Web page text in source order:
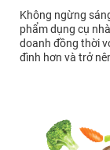
Không ngừng
phẩm dụng cụ
doanh đồng thời
đình hơn và trở